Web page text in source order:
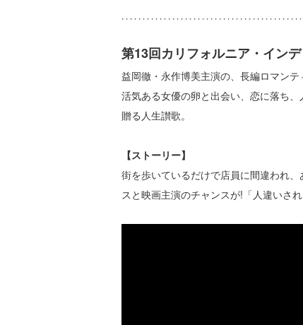
第13回カリフォルニア・イン
益岡徹・永作博美主演の、長編ロマン
活気ある女優の卵と出会い、恋に落ち
贈る人生讃歌。
【ストーリー】
街を歩いているだけで店員に間違われ
スと映画主演のチャンスが!「人違いさ